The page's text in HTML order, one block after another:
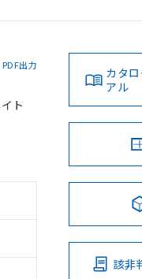
PDF出力
ト
カタ
アル
該非